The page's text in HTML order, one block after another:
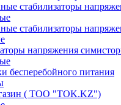
стабилизаторы
стабилизаторы
напряжения
бесперебойного питания
( ТОО "TOK.KZ")